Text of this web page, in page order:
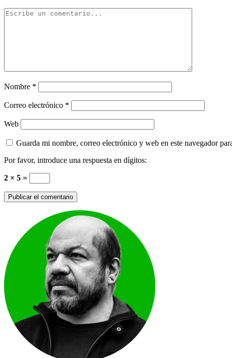
Nombre *
Correo electrónico *
Web
Guarda mi nombre, correo electrónico y web en este navegador
Por favor, introduce una respuesta en dígitos:
2 × 5 =